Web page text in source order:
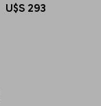
U$S 293